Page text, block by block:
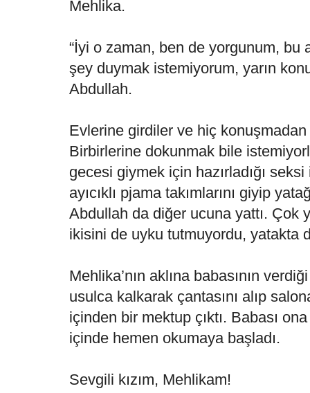
Mehlika.
“İyi o zaman, ben de yorgunum, bu
şey duymak istemiyorum, yarın
Abdullah.
Evlerine girdiler ve hiç konuşmadan
Birbirlerine dokunmak bile
gecesi giymek için hazırladığı
ayıcıklı pjama takımlarını giyip
Abdullah da diğer ucuna yattı. Çok
ikisini de uyku tutmuyordu, yatakta
Mehlika’nın aklına babasının
usulca kalkarak çantasını alıp
içinden bir mektup çıktı. Babası
içinde hemen okumaya başladı.
Sevgili kızım, Mehlikam!